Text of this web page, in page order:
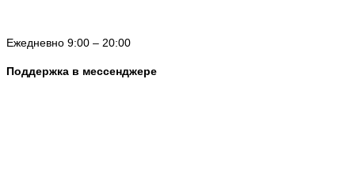
Ежедневно 9:00 – 20:00
Поддержка в мессенджере